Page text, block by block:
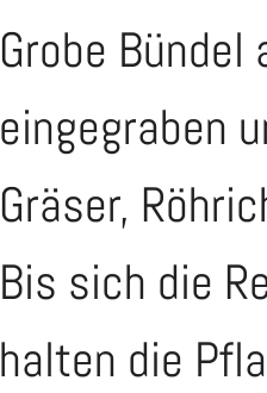
Grobe
eingegraben
Gräser,
Bis sich die
halten die